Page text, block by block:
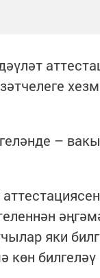
–
яки
көн билгеләү